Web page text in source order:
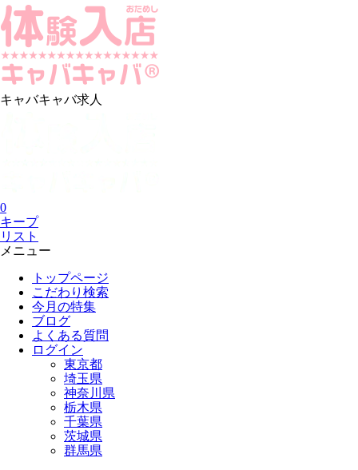
キャバキャバ求人
0
キープ
リスト
メニュー
トップページ
こだわり検索
今月の特集
ブログ
よくある質問
ログイン
東京都
埼玉県
神奈川県
栃木県
千葉県
茨城県
群馬県